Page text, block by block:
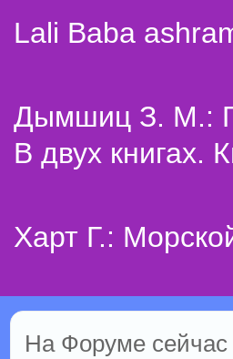
Lali Baba
Дымшиц З. М.:
В двух книгах.
Харт Г.:
На Форуме сейчас